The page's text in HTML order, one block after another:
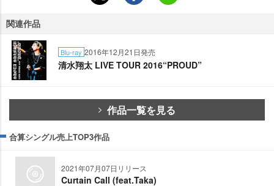
関連作品
Blu-ray 2016年12月21日発売
清水翔太 LIVE TOUR 2016“PROUD”
作品一覧を見る
合算シングル売上TOP3作品
2021年07月07日リリース
Curtain Call (feat.Taka)